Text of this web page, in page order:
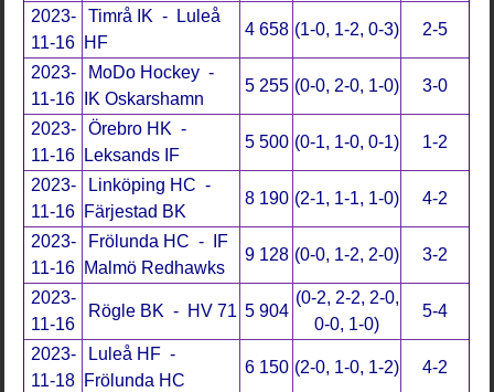
2023-
11-16
Timrå IK - Luleå
HF
4 658 (1-0, 1-2, 0-3) 2-5
2023-
11-16
MoDo Hockey -
IK Oskarshamn
5 255 (0-0, 2-0, 1-0) 3-0
2023-
11-16
Örebro HK -
Leksands IF
5 500 (0-1, 1-0, 0-1) 1-2
2023-
11-16
Linköping HC -
Färjestad BK
8 190 (2-1, 1-1, 1-0) 4-2
2023-
11-16
Frölunda HC - IF
Malmö Redhawks
9 128 (0-0, 1-2, 2-0) 3-2
2023-
11-16
Rögle BK - HV 71 5 904
(0-2, 2-2, 2-0,
0-0, 1-0)
5-4
2023-
11-18
Luleå HF -
Frölunda HC
6 150 (2-0, 1-0, 1-2) 4-2